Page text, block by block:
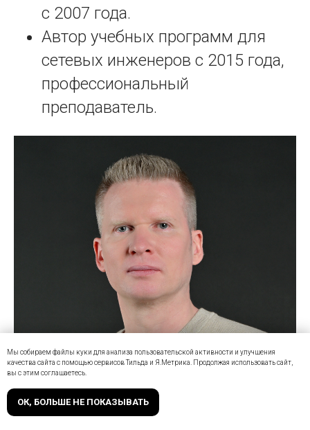
с 2007 года.
Автор учебных программ для
сетевых инженеров с 2015 года,
профессиональный
преподаватель.
Мы собираем файлы куки для анализа пользовательской активности и улучшения
качества сайта с помощью сервисов Тильда и Я.Метрика. Продолжая использовать сайт,
вы с этим соглашаетесь.
ОК, БОЛЬШЕ НЕ ПОКАЗЫВАТЬ